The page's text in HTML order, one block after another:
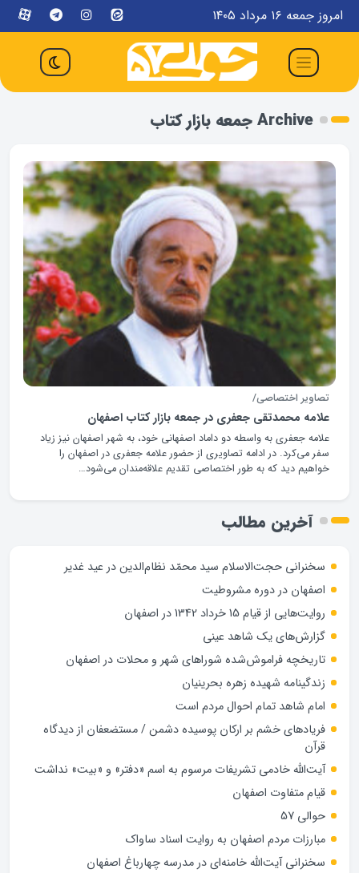
امروز جمعه ۱۶ مرداد ۱۴۰۵
Archive جمعه بازار کتاب
تصاویر اختصاصی/
علامه محمدتقی جعفری در جمعه بازار کتاب اصفهان
علامه جعفری به واسطه دو داماد اصفهانی خود، به شهر اصفهان نیز زیاد
سفر می‌کرد. در ادامه تصاویری از حضور علامه جعفری در اصفهان را
خواهیم دید که به طور اختصاصی تقدیم علاقه‌مندان می‌شود…
آخرین مطالب
سخنرانی حجت‌الاسلام سید محمّد نظام‌الدین در عید غدیر
اصفهان در دوره مشروطیت
روایت‌هایی از قیام 15 خرداد 1342 در اصفهان
گزارش‌های یک شاهد عینی
تاریخچه فراموش‌شده شوراهای شهر و محلات در اصفهان
زندگینامه شهيده زهره بحرينيان
امام شاهد تمام احوال مردم است
فریادهای خشم بر ارکان پوسیده دشمن / مستضعفان از دیدگاه
قرآن
آیت‌الله خادمی تشریفات مرسوم به اسم «دفتر» و «بیت» نداشت
قیام متفاوت اصفهان
حوالی 57
مبارزات مردم اصفهان به روایت اسناد ساواک
سخنرانی آیت‌الله خامنه‌ای در مدرسه چهارباغ اصفهان